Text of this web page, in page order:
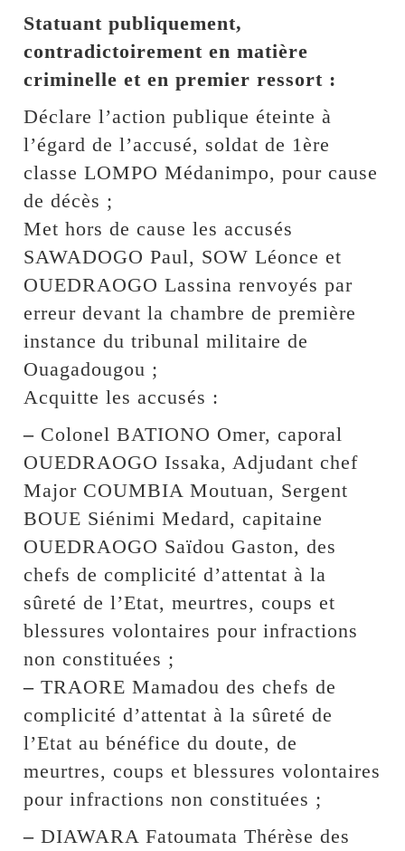
Statuant publiquement,
contradictoirement en matière
criminelle et en premier ressort :
Déclare l’action publique éteinte à
l’égard de l’accusé, soldat de 1ère
classe LOMPO Médanimpo, pour cause
de décès ;
Met hors de cause les accusés
SAWADOGO Paul, SOW Léonce et
OUEDRAOGO Lassina renvoyés par
erreur devant la chambre de première
instance du tribunal militaire de
Ouagadougou ;
Acquitte les accusés :
– Colonel BATIONO Omer, caporal
OUEDRAOGO Issaka, Adjudant chef
Major COUMBIA Moutuan, Sergent
BOUE Siénimi Medard, capitaine
OUEDRAOGO Saïdou Gaston, des
chefs de complicité d’attentat à la
sûreté de l’Etat, meurtres, coups et
blessures volontaires pour infractions
non constituées ;
– TRAORE Mamadou des chefs de
complicité d’attentat à la sûreté de
l’Etat au bénéfice du doute, de
meurtres, coups et blessures volontaires
pour infractions non constituées ;
– DIAWARA Fatoumata Thérèse des